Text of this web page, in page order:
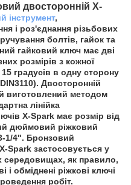
двосторонній X-
інструмент,
і роз'єднання різьбових
болтів, гайок та
гайковий ключ має дві
розмірів з кожної
градусів в одну сторону
Двосторонній
виготовлений методом
лінійка
X-Spark має розмір від
дюймовий ріжковий
1/4". Бронзовий
Spark застосовується у
середовищах, як правило,
і обміднені ріжкові ключі
робіт.